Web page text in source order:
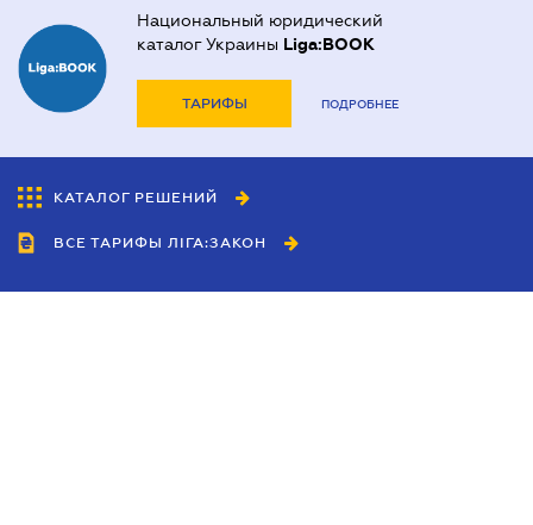
Национальный юридический
каталог Украины Liga:BOOK
ТАРИФЫ ПОДРОБНЕЕ
КАТАЛОГ РЕШЕНИЙ
ВСЕ ТАРИФЫ ЛІГА:ЗАКОН